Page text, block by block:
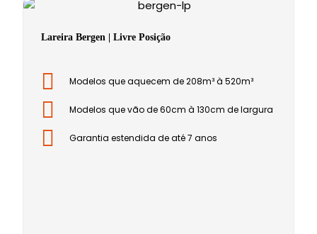
Lareira Bergen | Livre Posição
Modelos que aquecem de 208m³ à 520m³
Modelos que vão de 60cm à 130cm de largura
Garantia estendida de até 7 anos